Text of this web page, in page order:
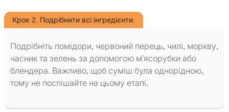
Крок 2. Подрібнити всі інгредієнти.
Подрібніть помідори, червоний перець, чилі, моркву,
часник та зелень за допомогою м'ясорубки або
блендера. Важливо, щоб суміш була однорідною,
тому не поспішайте на цьому етапі.